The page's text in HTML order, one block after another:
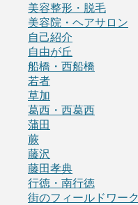
美容整形・脱毛
美容院・ヘアサロン
自己紹介
自由が丘
船橋・西船橋
若者
草加
葛西・西葛西
蒲田
蕨
藤沢
藤田孝典
行徳・南行徳
街のフィールドワーク